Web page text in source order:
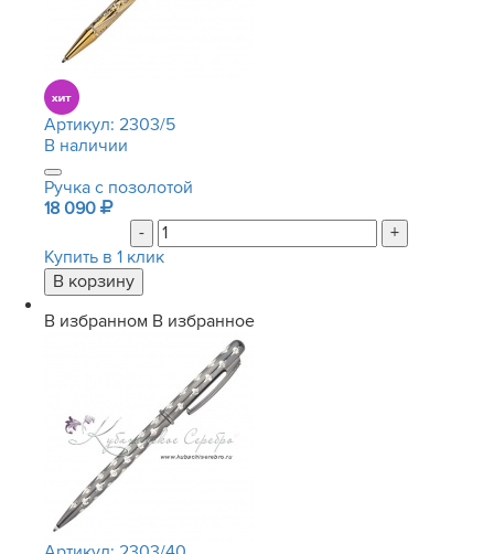
Артикул: 2303/5
В наличии
Ручка с позолотой
18 090
-
+
Купить в 1 клик
В избранном В избранное